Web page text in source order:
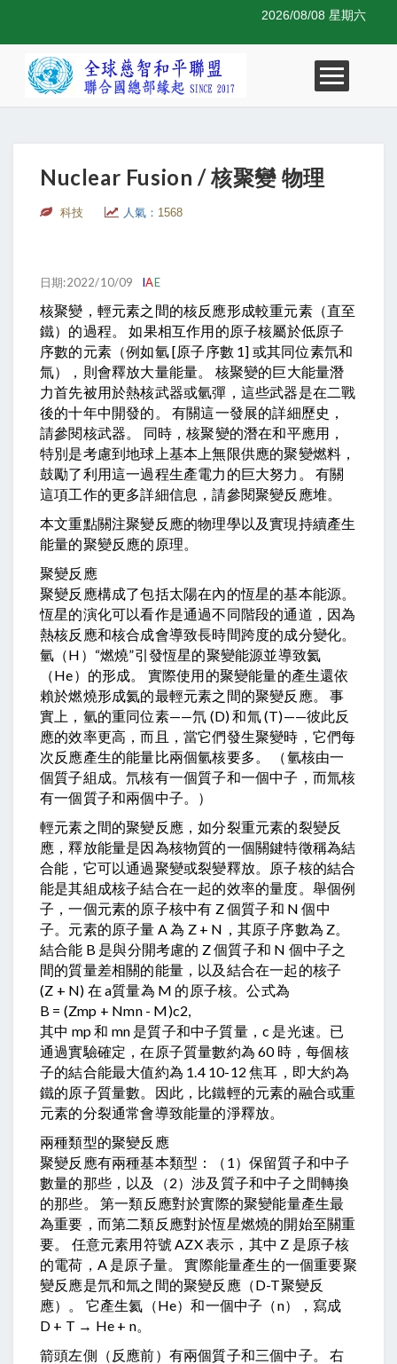
2026/08/08 星期六
Nuclear Fusion / 核聚變 物理
科技 人氣： 1568
日期:2022/10/09 IAE
核聚變，輕元素之間的核反應形成較重元素（直至
鐵）的過程。 如果相互作用的原子核屬於低原子
序數的元素（例如氫 [原子序數 1] 或其同位素氘和
氚），則會釋放大量能量。 核聚變的巨大能量潛
力首先被用於熱核武器或氫彈，這些武器是在二戰
後的十年中開發的。 有關這一發展的詳細歷史，
請參閱核武器。 同時，核聚變的潛在和平應用，
特別是考慮到地球上基本上無限供應的聚變燃料，
鼓勵了利用這一過程生產電力的巨大努力。 有關
這項工作的更多詳細信息，請參閱聚變反應堆。
本文重點關注聚變反應的物理學以及實現持續產生
能量的聚變反應的原理。
聚變反應
聚變反應構成了包括太陽在內的恆星的基本能源。
恆星的演化可以看作是通過不同階段的通道，因為
熱核反應和核合成會導致長時間跨度的成分變化。
氫（H）“燃燒”引發恆星的聚變能源並導致氦
（He）的形成。 實際使用的聚變能量的產生還依
賴於燃燒形成氦的最輕元素之間的聚變反應。 事
實上，氫的重同位素——氘 (D) 和氚 (T)——彼此反
應的效率更高，而且，當它們發生聚變時，它們每
次反應產生的能量比兩個氫核要多。 （氫核由一
個質子組成。氘核有一個質子和一個中子，而氚核
有一個質子和兩個中子。）
輕元素之間的聚變反應，如分裂重元素的裂變反
應，釋放能量是因為核物質的一個關鍵特徵稱為結
合能，它可以通過聚變或裂變釋放。原子核的結合
能是其組成核子結合在一起的效率的量度。舉個例
子，一個元素的原子核中有 Z 個質子和 N 個中
子。元素的原子量 A 為 Z + N，其原子序數為 Z。
結合能 B 是與分開考慮的 Z 個質子和 N 個中子之
間的質量差相關的能量，以及結合在一起的核子
(Z + N) 在 a質量為 M 的原子核。公式為
B = (Zmp + Nmn - M)c2,
其中 mp 和 mn 是質子和中子質量，c 是光速。已
通過實驗確定，在原子質量數約為 60 時，每個核
子的結合能最大值約為 1.4 10-12 焦耳，即大約為
鐵的原子質量數。因此，比鐵輕的元素的融合或重
元素的分裂通常會導致能量的淨釋放。
兩種類型的聚變反應
聚變反應有兩種基本類型：（1）保留質子和中子
數量的那些，以及（2）涉及質子和中子之間轉換
的那些。 第一類反應對於實際的聚變能量產生最
為重要，而第二類反應對於恆星燃燒的開始至關重
要。 任意元素用符號 AZX 表示，其中 Z 是原子核
的電荷，A 是原子量。 實際能量產生的一個重要聚
變反應是氘和氚之間的聚變反應（D-T聚變反
應）。 它產生氦（He）和一個中子（n），寫成
D + T → He + n。
箭頭左側（反應前）有兩個質子和三個中子。 右